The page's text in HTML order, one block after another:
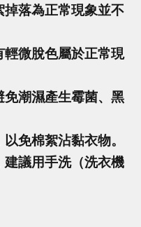
落為正常現象並不
輕微脫色屬於正常現
潮濕產生霉菌、黑
免棉絮沾黏衣物。
議用手洗（洗衣機